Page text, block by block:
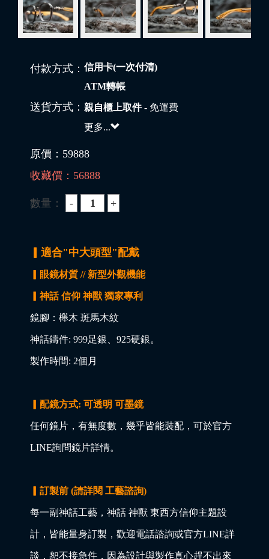
付款方式： 信用卡(一次付清)
ATM轉帳
送貨方式： 親自櫃上取件- 免運費
更多...
原價： 59888
收藏價： 56888
數量：
▎適合"中大頭型"配戴
▎眼鏡材質 // 新型外觀機能
▎神話 信仰 神獸 獨家專利
鏡腳：櫸木 斑馬木紋
神話鑄件: 999足銀、925硬銀。
製作時間: 2個月
▎配鏡方式: 可透明 可墨鏡
任何鏡片，有無度數，幾乎皆能裝配，可於官方
LINE詢問鏡片詳情。
▎訂製前 (請詳閱 工藝諮詢)
每一副神話工藝，神話 神獸 東西方信仰主題設
計，皆能量身訂製，歡迎電話諮詢或官方LINE詳
談，恕不接急件，因為設計與製作真心趕不出來